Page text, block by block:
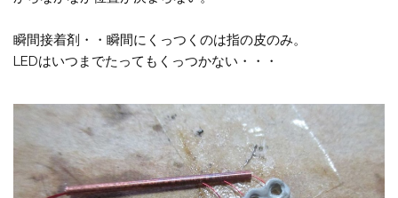
瞬間接着剤・・瞬間にくっつくのは指の皮のみ。
LEDはいつまでたってもくっつかない・・・